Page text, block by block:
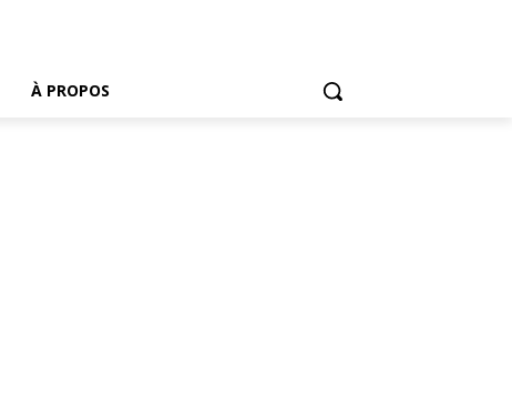
À PROPOS